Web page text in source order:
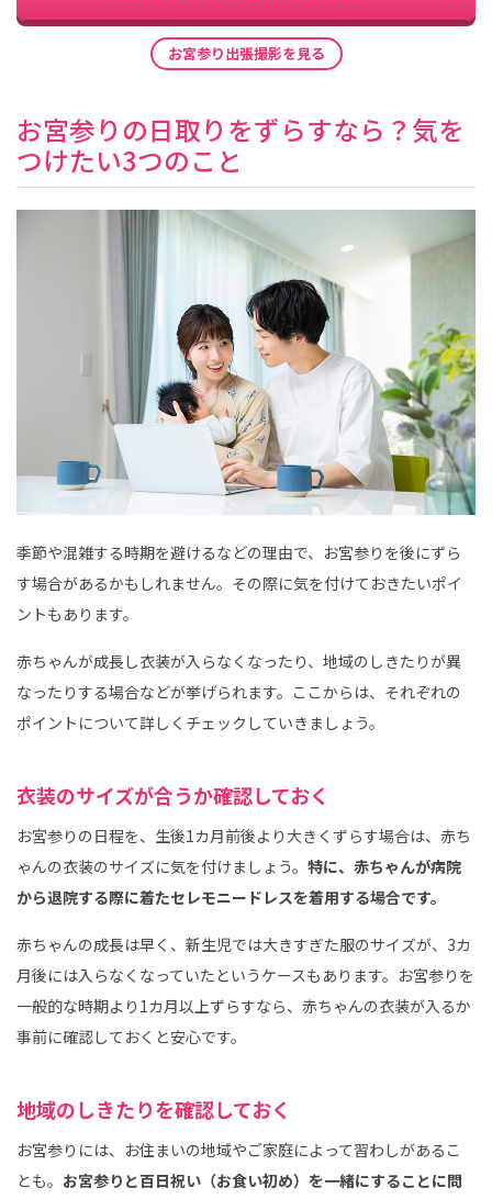
お宮参り出張撮影を見る
お宮参りの日取りをずらすなら？気を
つけたい3つのこと
季節や混雑する時期を避けるなどの理由で、お宮参りを後にずら
す場合があるかもしれません。その際に気を付けておきたいポイ
ントもあります。
赤ちゃんが成長し衣装が入らなくなったり、地域のしきたりが異
なったりする場合などが挙げられます。ここからは、それぞれの
ポイントについて詳しくチェックしていきましょう。
衣装のサイズが合うか確認しておく
お宮参りの日程を、生後1カ月前後より大きくずらす場合は、赤ち
ゃんの衣装のサイズに気を付けましょう。 特に、赤ちゃんが病院
から退院する際に着たセレモニードレスを着用する場合です。
赤ちゃんの成長は早く、新生児では大きすぎた服のサイズが、3カ
月後には入らなくなっていたというケースもあります。お宮参りを
一般的な時期より1カ月以上ずらすなら、赤ちゃんの衣装が入るか
事前に確認しておくと安心です。
地域のしきたりを確認しておく
お宮参りには、お住まいの地域やご家庭によって習わしがあるこ
とも。 お宮参りと百日祝い（お食い初め）を一緒にすることに問